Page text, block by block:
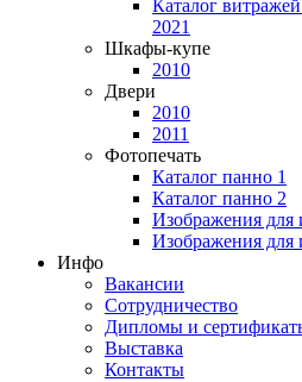
Каталог
2021
Шкафы-купе
2010
Двери
2010
2011
Фотопечать
Каталог панно 1
Каталог панно 2
Изображения для
Изображения для
Инфо
Вакансии
Сотрудничество
Дипломы и
Выставка
Контакты